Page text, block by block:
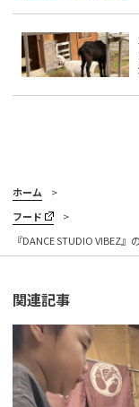
ホーム
フード
『DANCE STUDIO VIBEZ
関連記事